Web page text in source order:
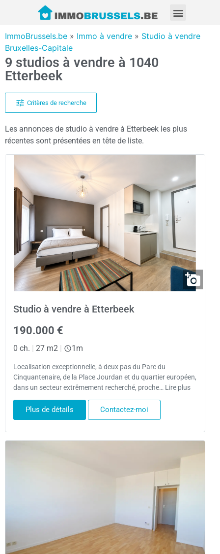
ImmoBrussels.be » Immo à vendre » Studio à vendre
Bruxelles-Capitale
9 studios à vendre à 1040
Etterbeek
Critères de recherche
Les annonces de studio à vendre à Etterbeek les plus
récentes sont présentées en tête de liste.
Studio à vendre à Etterbeek
190.000 €
0 ch. 27 m2 1m
Localisation exceptionnelle, à deux pas du Parc du
Cinquantenaire, de la Place Jourdan et du quartier européen,
dans un secteur extrêmement recherché, proche… Lire plus
Plus de détails Contactez-moi